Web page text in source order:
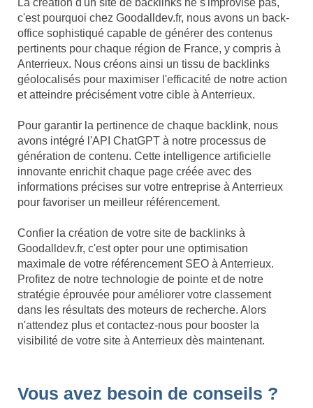
La création d'un site de backlinks ne s'improvise pas,
c'est pourquoi chez Goodalldev.fr, nous avons un back-
office sophistiqué capable de générer des contenus
pertinents pour chaque région de France, y compris à
Anterrieux. Nous créons ainsi un tissu de backlinks
géolocalisés pour maximiser l'efficacité de notre action
et atteindre précisément votre cible à Anterrieux.
Pour garantir la pertinence de chaque backlink, nous
avons intégré l'API ChatGPT à notre processus de
génération de contenu. Cette intelligence artificielle
innovante enrichit chaque page créée avec des
informations précises sur votre entreprise à Anterrieux
pour favoriser un meilleur référencement.
Confier la création de votre site de backlinks à
Goodalldev.fr, c'est opter pour une optimisation
maximale de votre référencement SEO à Anterrieux.
Profitez de notre technologie de pointe et de notre
stratégie éprouvée pour améliorer votre classement
dans les résultats des moteurs de recherche. Alors
n'attendez plus et contactez-nous pour booster la
visibilité de votre site à Anterrieux dès maintenant.
Vous avez besoin de conseils ?